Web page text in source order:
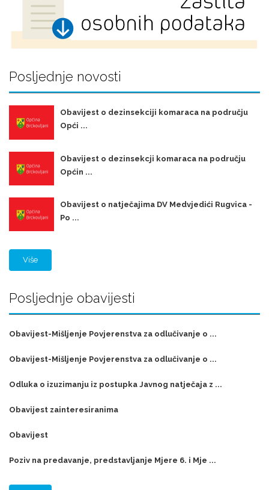
Posljednje novosti
Obavijest o dezinsekciji komaraca na području
Opći ...
Obavijest o dezinsekcji komaraca na području
Općin ...
Obavijest o natječajima DV Medvjedići Rugvica -
Po ...
Više
Posljednje obavijesti
Obavijest-Mišljenje Povjerenstva za odlučivanje o ...
Obavijest-Mišljenje Povjerenstva za odlučivanje o ...
Odluka o izuzimanju iz postupka Javnog natječaja z ...
Obavijest zainteresiranima
Obavijest
Poziv na predavanje, predstavljanje Mjere 6. i Mje ...